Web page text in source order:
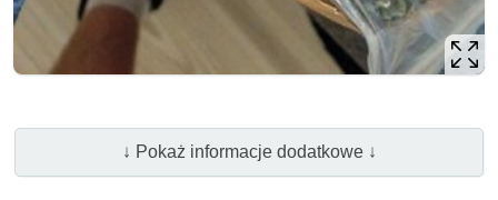
↓ Pokaż informacje dodatkowe ↓